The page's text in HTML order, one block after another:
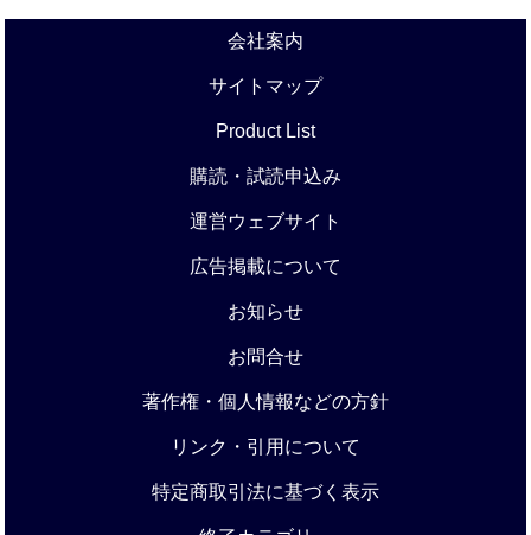
会社案内
サイトマップ
Product List
購読・試読申込み
運営ウェブサイト
広告掲載について
お知らせ
お問合せ
著作権・個人情報などの方針
リンク・引用について
特定商取引法に基づく表示